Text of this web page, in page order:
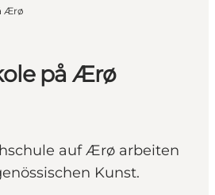
på Ærø
auf Ærø arbeiten
Kunst.
Ærø